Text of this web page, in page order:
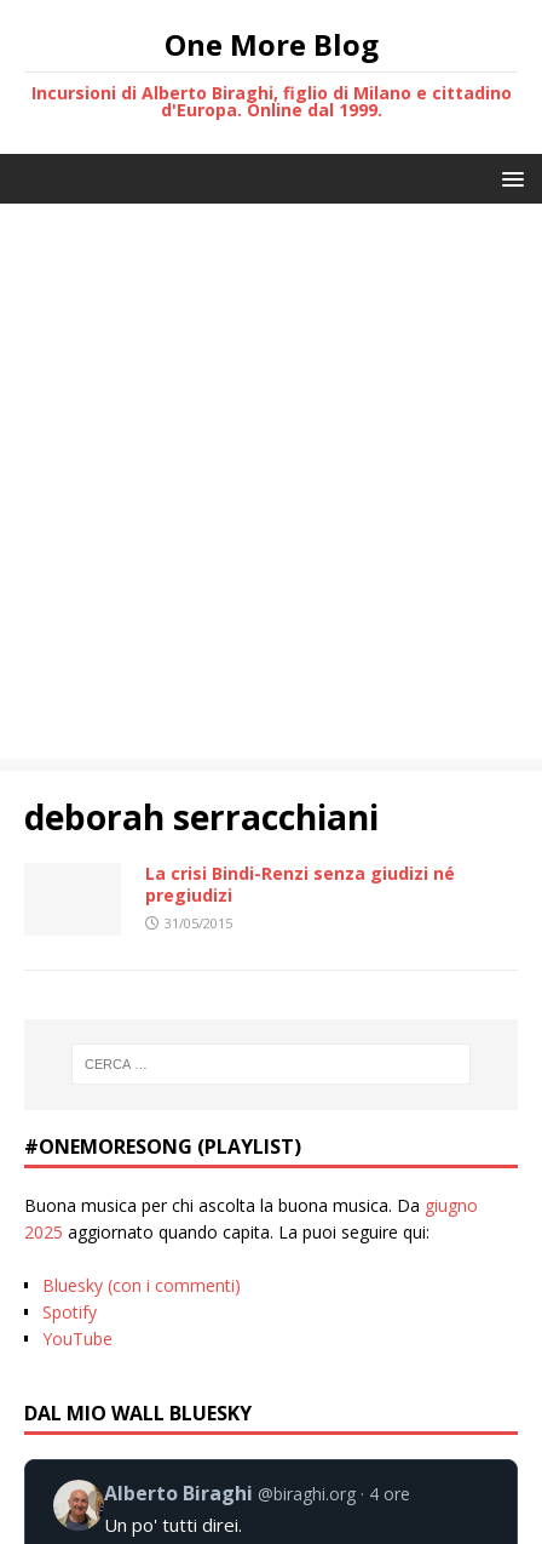
One More Blog
Incursioni di Alberto Biraghi, figlio di Milano e cittadino
d'Europa. Online dal 1999.
deborah serracchiani
La crisi Bindi-Renzi senza giudizi né
pregiudizi
31/05/2015
#ONEMORESONG (PLAYLIST)
Buona musica per chi ascolta la buona musica. Da giugno
2025 aggiornato quando capita. La puoi seguire qui:
Bluesky (con i commenti)
Spotify
YouTube
DAL MIO WALL BLUESKY
Alberto Biraghi @biraghi.org 4 ore
Un po' tutti direi.